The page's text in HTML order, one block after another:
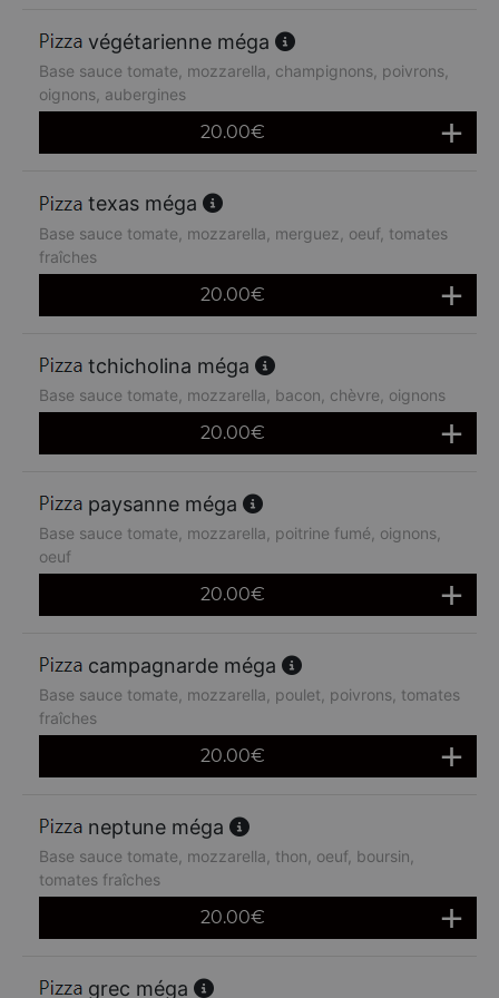
végétarienne méga
Base sauce tomate, mozzarella, champignons, poivrons,
oignons, aubergines
20.00€
texas méga
Base sauce tomate, mozzarella, merguez, oeuf, tomates
fraîches
20.00€
tchicholina méga
Base sauce tomate, mozzarella, bacon, chèvre, oignons
20.00€
paysanne méga
Base sauce tomate, mozzarella, poitrine fumé, oignons,
oeuf
20.00€
campagnarde méga
Base sauce tomate, mozzarella, poulet, poivrons, tomates
fraîches
20.00€
neptune méga
Base sauce tomate, mozzarella, thon, oeuf, boursin,
tomates fraîches
20.00€
grec méga